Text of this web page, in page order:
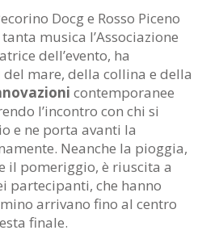
Docg e Rosso Piceno
musica l’Associazione
dell’evento, ha
del mare, della collina e della
contemporanee
l’incontro con chi si
e ne porta avanti la
Neanche la pioggia,
il pomeriggio, è riuscita a
partecipanti, che hanno
arrivano fino al centro
finale.